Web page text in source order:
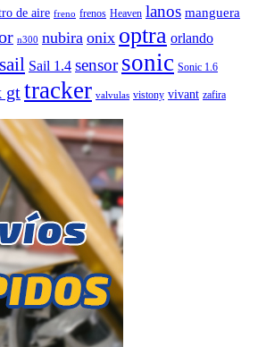
de aire freno frenos Heaven lanos manguera
n300 nubira onix optra orlando
sail Sail 1.4 sensor sonic Sonic 1.6
gttracker valvulas vistony vivant zafira